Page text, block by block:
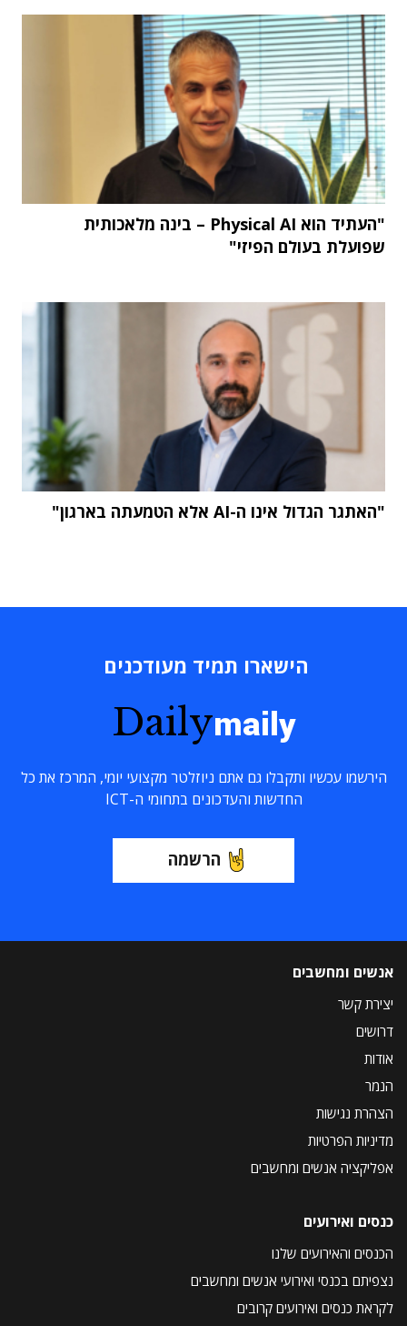
"העתיד הוא Physical AI – בינה מלאכותית
שפועלת בעולם הפיזי"
"האתגר הגדול אינו ה-AI אלא הטמעתה בארגון"
הישארו תמיד מעודכנים
Dailymaily
הירשמו עכשיו ותקבלו גם אתם ניוזלטר מקצועי יומי, המרכז את כל
החדשות והעדכונים בתחומי ה-ICT
הרשמה
אנשים ומחשבים
יצירת קשר
דרושים
אודות
הנמר
הצהרת נגישות
מדיניות הפרטיות
אפליקציה אנשים ומחשבים
כנסים ואירועים
הכנסים והאירועים שלנו
נצפיתם בכנסי ואירועי אנשים ומחשבים
לקראת כנסים ואירועים קרובים